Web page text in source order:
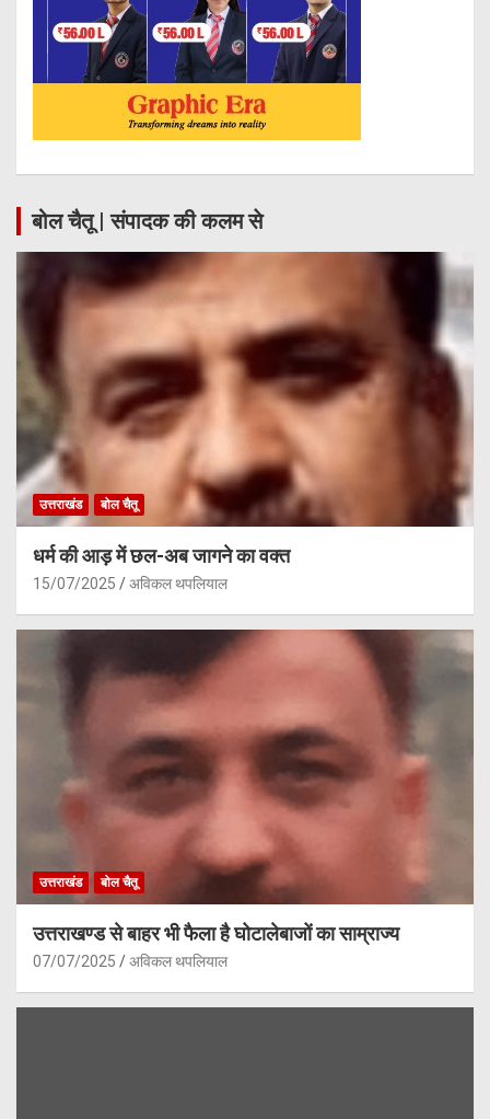
बोल चैतू | संपादक की कलम से
उत्तराखंड बोल चैतू
धर्म की आड़ में छल-अब जागने का वक्त
15/07/2025 अविकल थपलियाल
उत्तराखंड बोल चैतू
उत्तराखण्ड से बाहर भी फैला है घोटालेबाजों का साम्राज्य
07/07/2025 अविकल थपलियाल